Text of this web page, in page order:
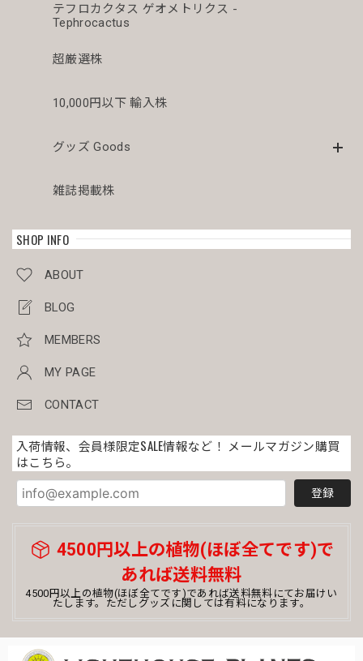
テフロカクタス ゲオメトリクス -
Tephrocactus
超厳選株
10,000円以下 輸入株
グッズ Goods
雑誌掲載株
SHOP INFO
ABOUT
BLOG
MEMBERS
MY PAGE
CONTACT
入荷情報、会員様限定SALE情報など！ メールマガジン購買
はこちら。
登録
4500円以上の植物(ほぼ全てです)で
あれば送料無料
4500円以上の植物(ほぼ全てです)であれば送料無料にてお届けい
たします。ただしグッズに関しては有料になります。